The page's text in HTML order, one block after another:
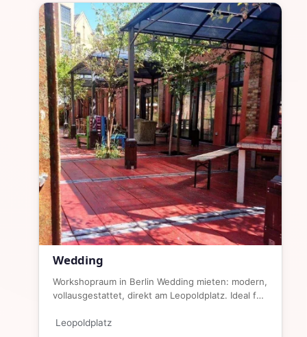
Wedding
Workshopraum in Berlin Wedding mieten: modern,
vollausgestattet, direkt am Leopoldplatz. Ideal für
Leopoldplatz